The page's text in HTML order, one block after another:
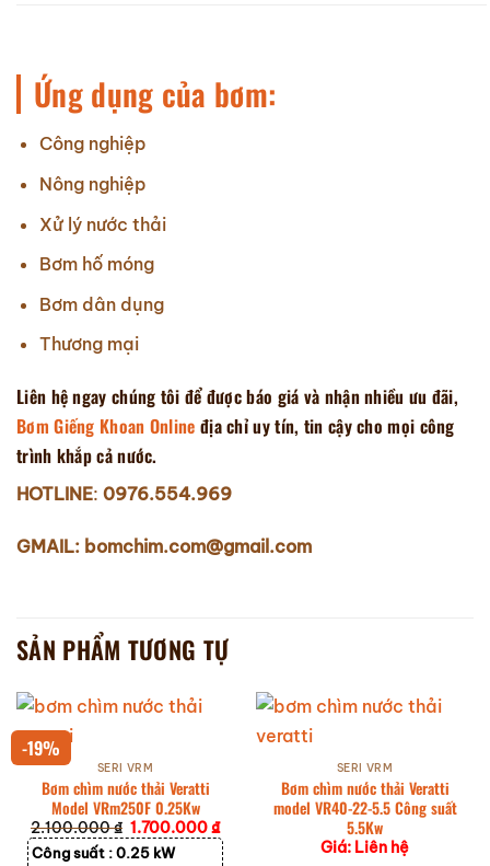
Ứng dụng của bơm:
Công nghiệp
Nông nghiệp
Xử lý nước thải
Bơm hố móng
Bơm dân dụng
Thương mại
Liên hệ ngay chúng tôi để được báo giá và nhận nhiều ưu đãi,
Bơm Giếng Khoan Online địa chỉ uy tín, tin cậy cho mọi công
trình khắp cả nước.
HOTLINE: 0976.554.969
GMAIL: bomchim.com@gmail.com
SẢN PHẨM TƯƠNG TỰ
-19%
SERI VRM
Bơm chìm nước thải Veratti
Model VRm250F 0.25Kw
2.100.000₫ Giá
gốc
là:
1.700.000₫Giá
hiện
tại
Công suất :0.25 kW
SERI VRM
Bơm chìm nước thải Veratti
model VR40-22-5.5 Công suất
5.5Kw
Giá: Liên hệ